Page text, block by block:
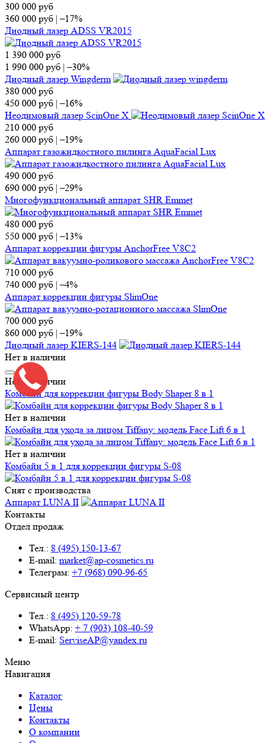
300 000 руб
360 000 руб |–17%
Диодный лазер ADSS VR2015
1 390 000 руб
1 990 000 руб |–30%
Диодный лазер Wingderm
380 000 руб
450 000 руб |–16%
Неодимовый лазер ScinOne X
210 000 руб
260 000 руб |–19%
Аппарат газожидкостного пилинга AquaFacial Lux
490 000 руб
690 000 руб |–29%
Многофункциональный аппарат SHR Emmet
480 000 руб
550 000 руб |–13%
Аппарат коррекции фигуры AnchorFree V8C2
710 000 руб
740 000 руб |–4%
Аппарат коррекции фигуры SlimOne
700 000 руб
860 000 руб |–19%
Диодный лазер KIERS-144
Нет в наличии
Нет в наличии
Комбайн для коррекции фигуры Body Shaper 8 в 1
Нет в наличии
Комбайн для ухода за лицом Tiffany: модель Face Lift 6 в 1
Нет в наличии
Комбайн 5 в 1 для коррекции фигуры S-08
Снят с производства
Аппарат LUNA II
Контакты
Отдел продаж
Тел.: 8 (495) 150-13-67
E-mail: market@ap-cosmetics.ru
Телеграм: +7 (968) 090-96-65
Сервисный центр
Тел.: 8 (495) 120-59-78
WhatsApp: + 7 (903) 108-40-59
E-mail: ServiseAP@yandex.ru
Меню
Навигация
Каталог
Цены
Контакты
О компании